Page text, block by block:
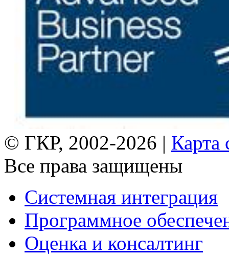
© ГКР, 2002-2026 | Карта
Все права защищены
Системная интеграция
Программное
Оценка и консалтинг